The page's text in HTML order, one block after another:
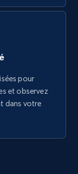
pour
et observez
dans votre